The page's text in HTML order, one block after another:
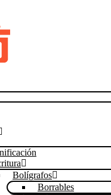
Bolígrafos
Borrables